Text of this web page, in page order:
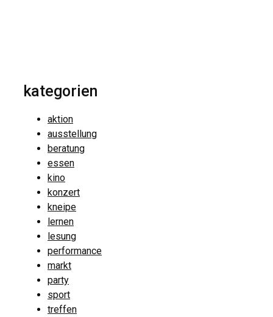
kategorien
aktion
ausstellung
beratung
essen
kino
konzert
kneipe
lernen
lesung
performance
markt
party
sport
treffen